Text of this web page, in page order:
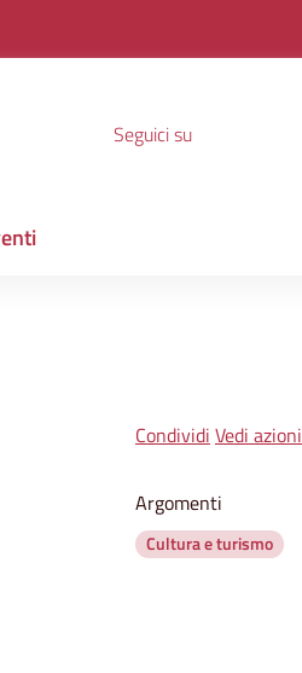
Seguici su
Condividi Vedi azioni
Argomenti
Cultura e turismo